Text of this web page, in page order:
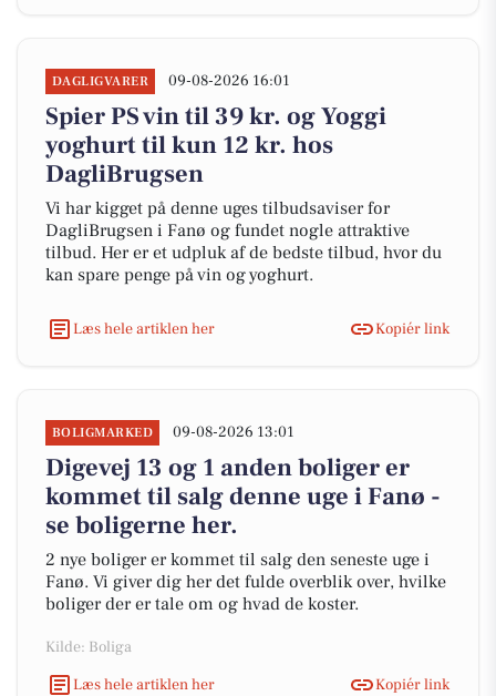
DAGLIGVARER 09-08-2026 16:01
Spier PS vin til 39 kr. og Yoggi
yoghurt til kun 12 kr. hos
DagliBrugsen
Vi har kigget på denne uges tilbudsaviser for
DagliBrugsen i Fanø og fundet nogle attraktive
tilbud. Her er et udpluk af de bedste tilbud, hvor du
kan spare penge på vin og yoghurt.
Læs hele artiklen her Kopiér link
BOLIGMARKED 09-08-2026 13:01
Digevej 13 og 1 anden boliger er
kommet til salg denne uge i Fanø -
se boligerne her.
2 nye boliger er kommet til salg den seneste uge i
Fanø. Vi giver dig her det fulde overblik over, hvilke
boliger der er tale om og hvad de koster.
Kilde: Boliga
Læs hele artiklen her
Kopiér link